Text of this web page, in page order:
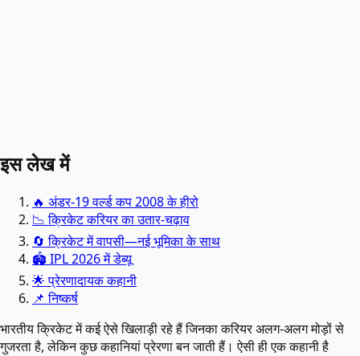
इस लेख में
🔥 अंडर-19 वर्ल्ड कप 2008 के हीरो
📉 क्रिकेट करियर का उतार-चढ़ाव
🔄 क्रिकेट में वापसी—नई भूमिका के साथ
🏟️ IPL 2026 में डेब्यू
🌟 प्रेरणादायक कहानी
📌 निष्कर्ष
भारतीय क्रिकेट में कई ऐसे खिलाड़ी रहे हैं जिनका करियर अलग-अलग मोड़ों से
गुजरता है, लेकिन कुछ कहानियां प्रेरणा बन जाती हैं। ऐसी ही एक कहानी है